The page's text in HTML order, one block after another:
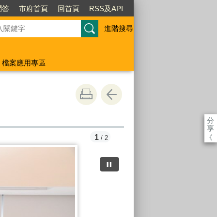
答 市府首頁 回首頁 RSS及API
進階搜尋
檔案應用專區
分
享
《
1 / 2